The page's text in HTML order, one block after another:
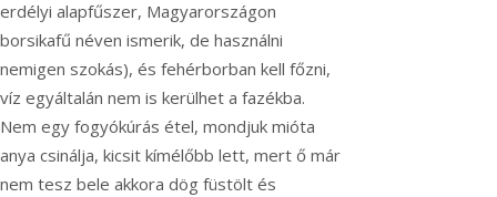
erdélyi alapfűszer, Magyarországon
borsikafű néven ismerik, de használni
nemigen szokás), és fehérborban kell főzni,
víz egyáltalán nem is kerülhet a fazékba.
Nem egy fogyókúrás étel, mondjuk mióta
anya csinálja, kicsit kímélőbb lett, mert ő már
nem tesz bele akkora dög füstölt és